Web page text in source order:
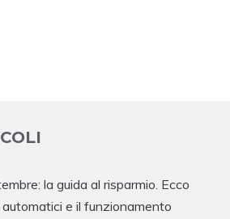
la guida al risparmio. Ecco
e il funzionamento